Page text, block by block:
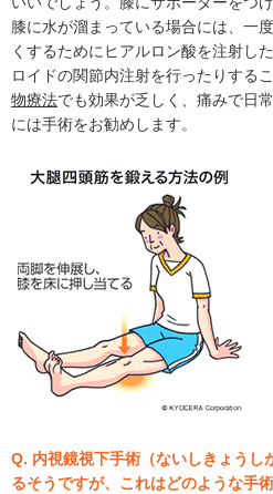
膝に水が溜まっている場合には、一
くするためにヒアルロン酸を注射し
ロイドの関節内注射を行ったりする
物療法でも効果が乏しく、痛みで日
には手術をお勧めします。
Q. 内視鏡視下手術（ないしきょうし
るそうですが、これはどのような手